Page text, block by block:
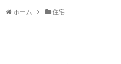
ホーム 住宅